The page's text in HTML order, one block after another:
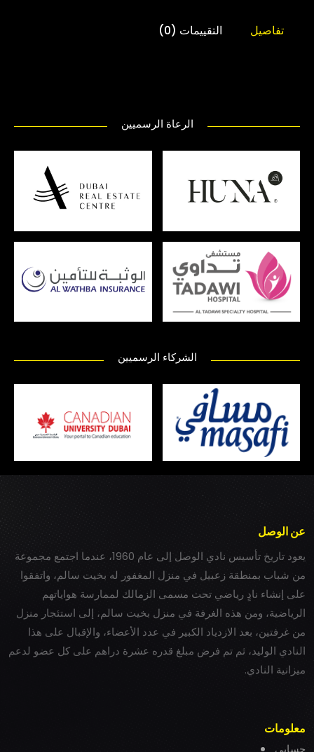
تفاصيل التقييمات (0)
الرعاة الرسميين
الشركاء الرسميين
عن الوصل
يعود تاريخ تأسيس نادي الوصل إلى عام 1960، عندما اجتمع مجموعة
من شباب بمنطقة زعبيل في منزل المغفور له بخيت سالم، واتفقوا
على إنشاء نادٍ رياضي تحت مسمى الزمالك لممارسة هواياتهم
الرياضية، ومن هذه الغرفة في منزل بخيت سالم، إلى استئجار منزل
من غرفتين، بعد الازدياد الكبير في عدد الأعضاء، والإقبال على هذا
النادي الوليد، ثم تم فرض مبلغ قدره عشرة دراهم على كل عضو لدعم
ميزانية النادي.
معلومات
حسابي